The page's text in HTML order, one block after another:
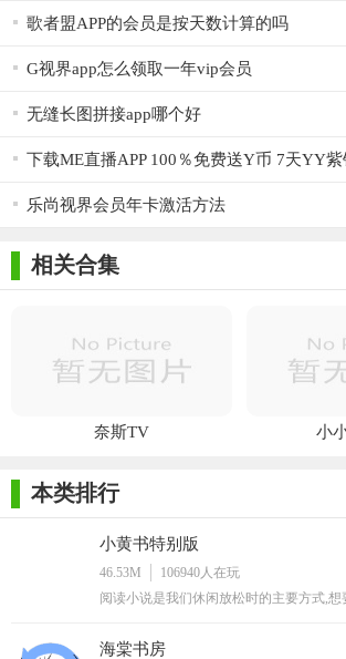
歌者盟APP的会员是按天数计算的吗
G视界app怎么领取一年vip会员
无缝长图拼接app哪个好
下载ME直播APP 100％免费送Y币 7天YY紫
乐尚视界会员年卡激活方法
相关合集
奈斯TV 小
本类排行
小黄书特别版
46.53M 106940人在玩
阅读小说是我们休闲放松时的主要方式,想
海棠书房